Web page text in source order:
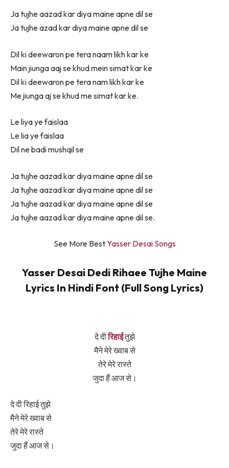
Ja tujhe aazad kar diya maine apne dil se
Ja tujhe azad kar diya maine apne dil se
Dil ki deewaron pe tera naam likh kar ke
Main jiunga aaj se khud mein simat kar ke
Dil ki deewaron pe tera nam likh kar ke
Me jiunga aj se khud me simat kar ke.
Le liya ye faislaa
Le lia ye faislaa
Dil ne badi mushqil se
Ja tujhe aazad kar diya maine apne dil se
Ja tujhe aazad kar diya maine apne dil se
Ja tujhe aazad kar diya maine apne dil se
Ja tujhe aazad kar diya maine apne dil se.
See More BestYasser Desai Songs
Yasser Desai Dedi Rihaee Tujhe Maine
Lyrics In Hindi Font (Full Song Lyrics)
दे दीरिहाईतुझे
मैने मेरे ख्वाब से
तेरे मेरे रास्ते
जुदा हैं आज से।
दे दी रिहाई तुझे
मैने मेरे ख्वाब से
तेरे मेरे रास्ते
जुदा हैं आज से।